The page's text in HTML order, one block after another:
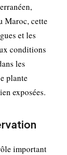
Maroc, cette
et les
conditions
les
plante
exposées.
important